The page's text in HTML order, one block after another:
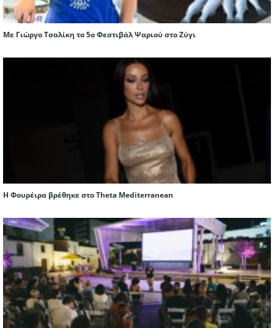
Με Γιώργο Τσαλίκη το 5ο Φεστιβάλ Ψαριού στο Ζύγι
Η Φουρέιρα βρέθηκε στο Theta Mediterranean